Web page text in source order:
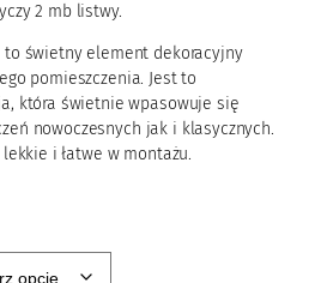
2 mb listwy.
to świetny element dekoracyjny
pomieszczenia. Jest to
która świetnie wpasowuje się
nowoczesnych jak i klasycznych.
i łatwe w montażu.